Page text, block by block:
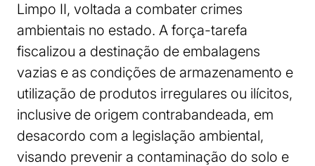
Limpo II, voltada a combater crimes
ambientais no estado. A força-tarefa
fiscalizou a destinação de embalagens
vazias e as condições de armazenamento e
utilização de produtos irregulares ou ilícitos,
inclusive de origem contrabandeada, em
desacordo com a legislação ambiental,
visando prevenir a contaminação do solo e